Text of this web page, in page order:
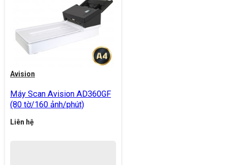
Avision
Máy Scan Avision AD360GF
(80 tờ/160 ảnh/phút)
Liên hệ